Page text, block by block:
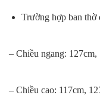
Trường hợp ban thờ
– Chiều ngang:
– Chiều cao: 117cm,